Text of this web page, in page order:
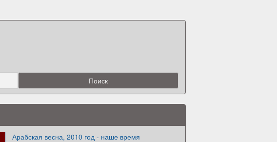
Арабская весна, 2010 год - наше время